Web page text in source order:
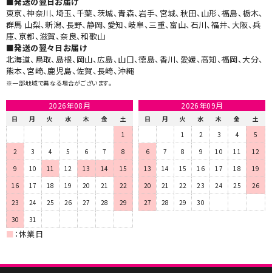
東京、神奈川、埼玉、千葉、茨城、青森、岩手、宮城、秋田、山形、福島、栃木、
群馬 山梨、新潟、長野、静岡、愛知、岐阜、三重、富山、石川、福井、大阪、兵
庫、京都、滋賀、奈良、和歌山
■発送の翌々日お届け​
北海道、鳥取、島根、岡山、広島、山口、徳島、香川、愛媛、高知、福岡、大分、
熊本、宮崎、鹿児島、佐賀、長崎、沖縄
※一部地域で異なる場合がございます。
2026年08月
日 月 火 水 木 金
土
1
2
3 4 5 6 7
8
9
10 11 12 13 14
15
16
17 18 19 20 21
22
23
24 25 26 27 28
29
30
31
2026年09月
日 月 火 水 木 金
土
1
2 3 4
5
6
7 8 9 10 11
12
13
14 15 16 17 18
19
20
21 22 23 24 25
26
27
28 29 30
■ ：休業日